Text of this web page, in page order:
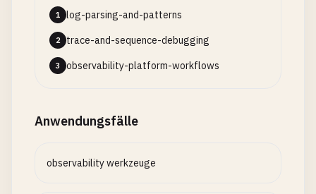
1 log-parsing-and-patterns
2 trace-and-sequence-debugging
3 observability-platform-workflows
Anwendungsfälle
observability werkzeuge